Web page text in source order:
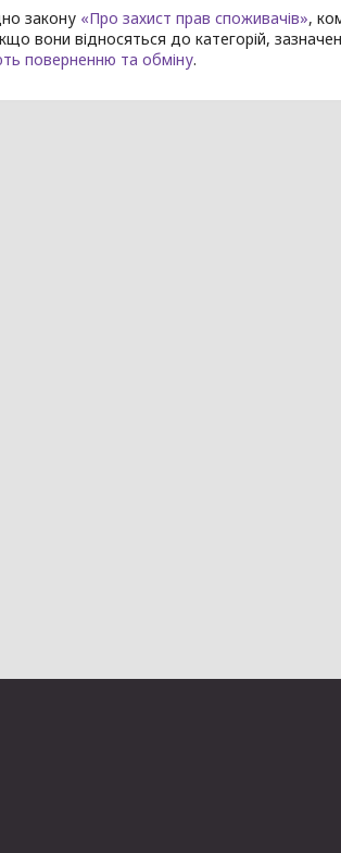
закону «Про захист прав споживачів»,
вони відносяться до категорій,
поверненню та обміну.